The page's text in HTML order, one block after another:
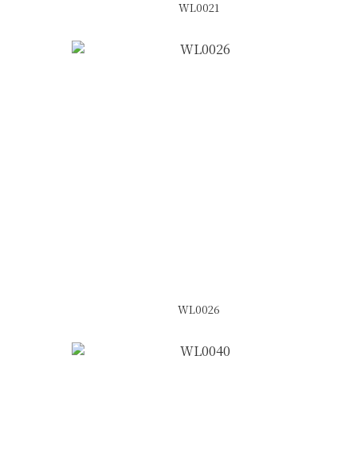
WL0021
WL0026